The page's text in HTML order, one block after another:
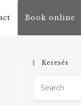
Book online
Keresés